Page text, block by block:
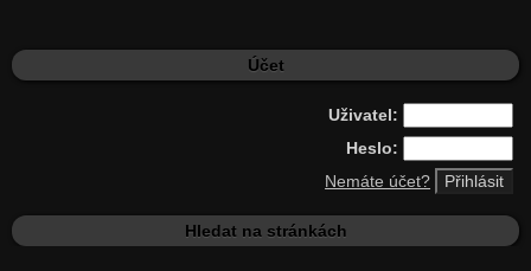
Účet
Uživatel:
Heslo:
Nemáte účet?
Hledat na stránkách